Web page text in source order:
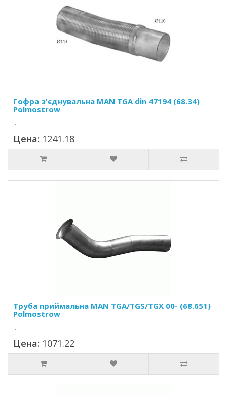
Гофра з'єднувальна MAN TGA din 47194 (68.34)
Polmostrow
..
Цена: 1241.18
Труба приймальна MAN TGA/TGS/TGX 00- (68.651)
Polmostrow
..
Цена: 1071.22